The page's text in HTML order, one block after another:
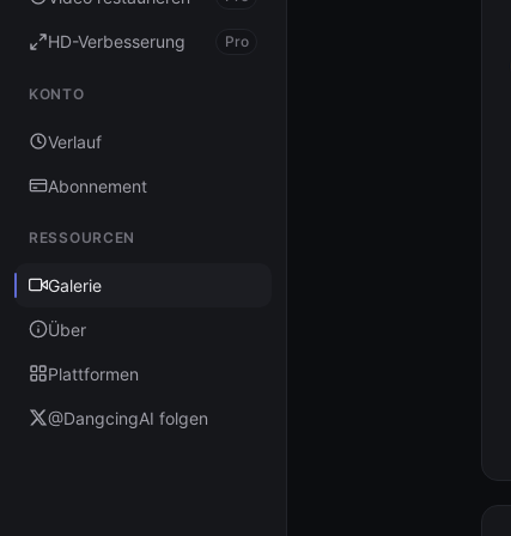
HD-Verbesserung Pro
KONTO
Verlauf
Abonnement
RESSOURCEN
Galerie
Über
Plattformen
@DangcingAI folgen